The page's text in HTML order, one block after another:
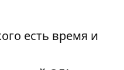
есть время и